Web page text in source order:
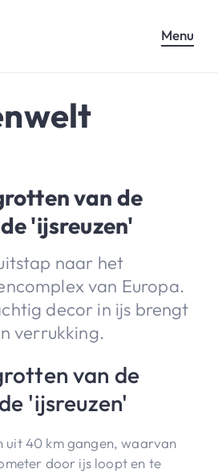
Menu
van de
'ijsreuzen'
naar het
van Europa.
decor in ijs brengt
verrukking.
van de
'ijsreuzen'
uit 40 km gangen, waarvan
door ijs loopt en te